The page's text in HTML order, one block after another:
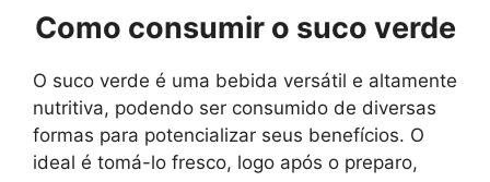
Como consumir o suco verde
O suco verde é uma bebida versátil e altamente
nutritiva, podendo ser consumido de diversas
formas para potencializar seus benefícios. O
ideal é tomá-lo fresco, logo após o preparo,